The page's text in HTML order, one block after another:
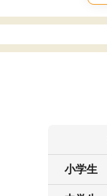
小学生